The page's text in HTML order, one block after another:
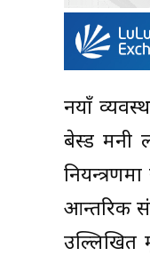
नयाँ
बेस्ड मनी
आन्तरिक
उल्लिखित